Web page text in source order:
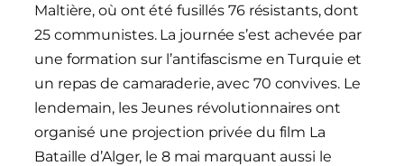
Maltière, où ont été fusillés 76 résistants, dont
25 communistes. La journée s’est achevée par
une formation sur l’antifascisme en Turquie et
un repas de camaraderie, avec 70 convives. Le
lendemain, les Jeunes révolutionnaires ont
organisé une projection privée du film La
Bataille d’Alger, le 8 mai marquant aussi le